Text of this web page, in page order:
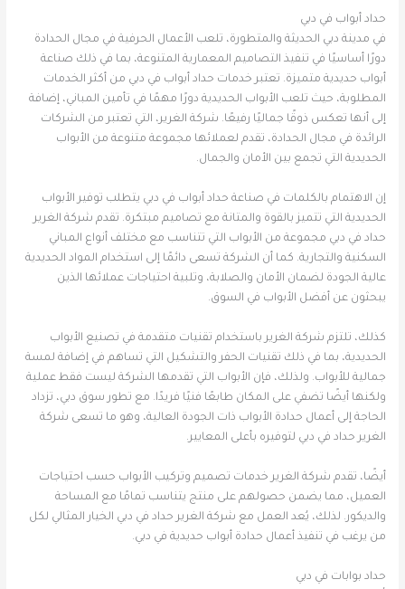
حداد أبواب في دبي
في مدينة دبي الحديثة والمتطورة، تلعب الأعمال الحرفية في مجال الحدادة
دورًا أساسيًا في تنفيذ التصاميم المعمارية المتنوعة، بما في ذلك صناعة
أبواب حديدية متميزة. تعتبر خدمات حداد أبواب في دبي من أكثر الخدمات
المطلوبة، حيث تلعب الأبواب الحديدية دورًا مهمًا في تأمين المباني، إضافة
إلى أنها تعكس ذوقًا جماليًا رفيعًا. شركة الغرير، التي تعتبر من الشركات
الرائدة في مجال الحدادة، تقدم لعملائها مجموعة متنوعة من الأبواب
الحديدية التي تجمع بين الأمان والجمال.
إن الاهتمام بالكلمات في صناعة حداد أبواب في دبي يتطلب توفير الأبواب
الحديدية التي تتميز بالقوة والمتانة مع تصاميم مبتكرة. تقدم شركة الغرير
حداد في دبي مجموعة من الأبواب التي تتناسب مع مختلف أنواع المباني
السكنية والتجارية. كما أن الشركة تسعى دائمًا إلى استخدام المواد الحديدية
عالية الجودة لضمان الأمان والصلابة، وتلبية احتياجات عملائها الذين
يبحثون عن أفضل الأبواب في السوق.
كذلك، تلتزم شركة الغرير باستخدام تقنيات متقدمة في تصنيع الأبواب
الحديدية، بما في ذلك تقنيات الحفر والتشكيل التي تساهم في إضافة لمسة
جمالية للأبواب. ولذلك، فإن الأبواب التي تقدمها الشركة ليست فقط عملية
ولكنها أيضًا تضفي على المكان طابعًا فنيًا فريدًا. مع تطور سوق دبي، تزداد
الحاجة إلى أعمال حدادة الأبواب ذات الجودة العالية، وهو ما تسعى شركة
الغرير حداد في دبي لتوفيره بأعلى المعايير.
أيضًا، تقدم شركة الغرير خدمات تصميم وتركيب الأبواب حسب احتياجات
العميل، مما يضمن حصولهم على منتج يتناسب تمامًا مع المساحة
والديكور. لذلك، يُعد العمل مع شركة الغرير حداد في دبي الخيار المثالي لكل
من يرغب في تنفيذ أعمال حدادة أبواب حديدية في دبي.
حداد بوابات في دبي